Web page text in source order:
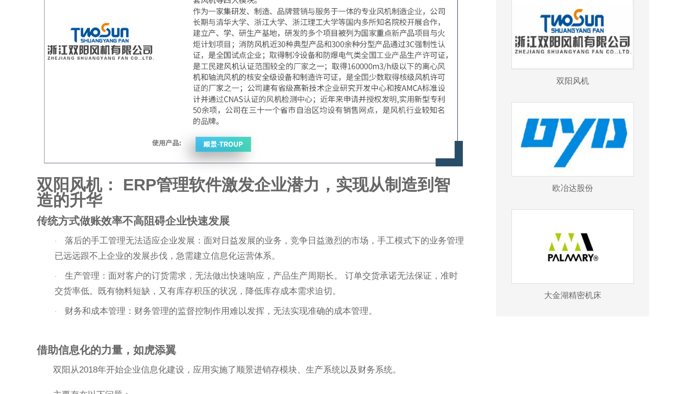
双阳风机： ERP管理软件激发企业潜力，实现从制造到智
造的升华
传统方式做账效率不高阻碍企业快速发展
·
落后的手工管理无法适应企业发展：面对日益发展的业务，竞争日益激烈的市场，手工模式下的业务管理
已远远跟不上企业的发展步伐，急需建立信息化运营体系。
·
生产管理：面对客户的订货需求，无法做出快速响应，产品生产周期长。 订单交货承诺无法保证，准时
交货率低。既有物料短缺，又有库存积压的状况，降低库存成本需求迫切。
· 财务和成本管理：财务管理的监督控制作用难以发挥，无法实现准确的成本管理。
借助信息化的力量，如虎添翼
双阳从2018年开始企业信息化建设，应用实施了顺景进销存模块、生产系统以及财务系统。
双阳风机
欧冶达股份
大金湖精密机床